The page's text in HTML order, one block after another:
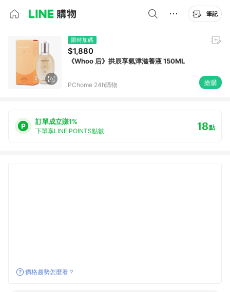
筆記
限時加碼
$1,880
《Whoo 后》拱辰享氣津滋養液 150ML
PChome 24h購物 搶購
訂單成立賺1%
下單享LINE POINTS點數 18點
價格趨勢怎麼看？